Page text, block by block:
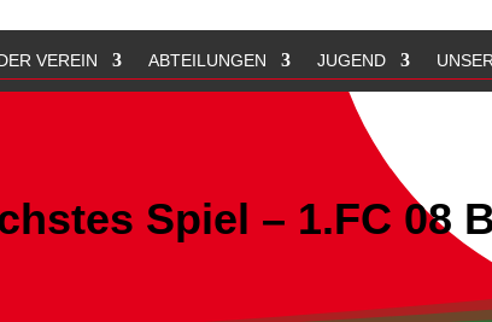
VEREIN ABTEILUNGEN JUGEND
Spiel – 1.FC 08